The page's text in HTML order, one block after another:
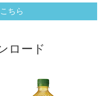
ちら
ロード